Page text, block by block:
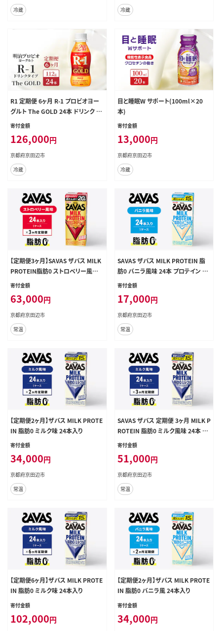
冷蔵
冷蔵
R1 定期便 6ヶ月 R-1 プロビオヨー
グルト The GOLD 24本 ドリンク タ
イプ 明治 飲むヨーグルト 乳酸菌 ド
ク ヨーグルト 飲み物 飲料 ジュース
健康食品 健康 R1ドリンク 乳酸菌飲
料 冷蔵 京都 定期 6回
寄付金額
126,000円
京都府京田辺市
冷蔵
目と睡眠W サポート(100ml×20
本)
寄付金額
13,000円
京都府京田辺市
冷蔵
【定期便3ヶ月】SAVAS ザバス MILK
PROTEIN脂肪0 ストロベリー風味 2
4本
寄付金額
63,000円
京都府京田辺市
常温
SAVAS ザバス MILK PROTEIN 脂
肪0 バニラ風味 24本 プロテイン ザ
バスプロテイン ミルクプロテイン ド
ロテインドリンク 飲みやすい 運動
スポーツ 京都 京都府 京田辺市
寄付金額
17,000円
京都府京田辺市
常温
【定期便2ヶ月】ザバス MILK PROTE
IN 脂肪0 ミルク味 24本入り
寄付金額
34,000円
京都府京田辺市
常温
SAVAS ザバス 定期便 3ヶ月 MILK P
ROTEIN 脂肪0 ミルク風味 24本 プ
ロテイン ザバスプロテイン ミルクプ
水分補給 プロテインドリンク 飲みや
すい 運動 スポーツ 3回 お楽しみ 京
都 京都府 京田辺市
寄付金額
51,000円
京都府京田辺市
常温
【定期便6ヶ月】ザバス MILK PROTE
IN 脂肪0 ミルク味 24本入り
寄付金額
102,000円
【定期便2ヶ月】ザバス MILK PROTE
IN 脂肪0 バニラ風 24本入り
寄付金額
34,000円